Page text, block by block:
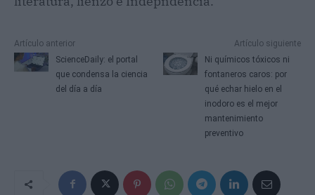
Artículo anterior
ScienceDaily: el portal
que condensa la ciencia
del día a día
Artículo siguiente
Ni químicos tóxicos ni
fontaneros caros: por
qué echar hielo en el
inodoro es el mejor
mantenimiento
preventivo